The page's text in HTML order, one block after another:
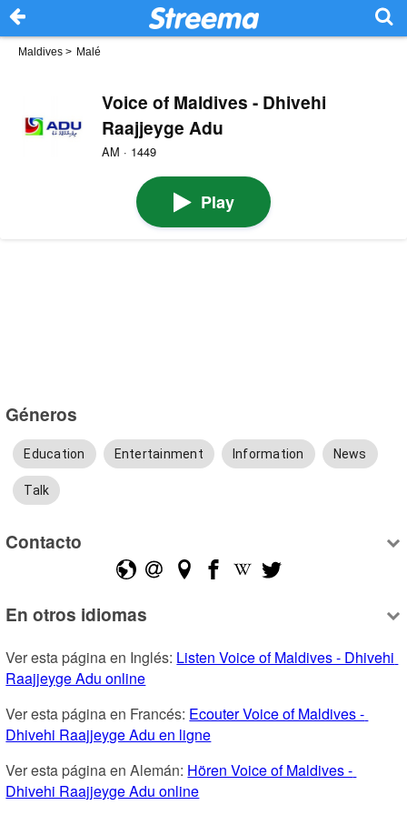
Maldives > Malé
Voice of Maldives - Dhivehi
Raajjeyge Adu
AM · 1449
Play
Géneros
Education Entertainment Information News
Talk
Contacto
En otros idiomas
Ver esta página en Inglés: Listen Voice of Maldives - Dhivehi
Raajjeyge Adu online
Ver esta página en Francés: Ecouter Voice of Maldives -
Dhivehi Raajjeyge Adu en ligne
Ver esta página en Alemán: Hören Voice of Maldives -
Dhivehi Raajjeyge Adu online